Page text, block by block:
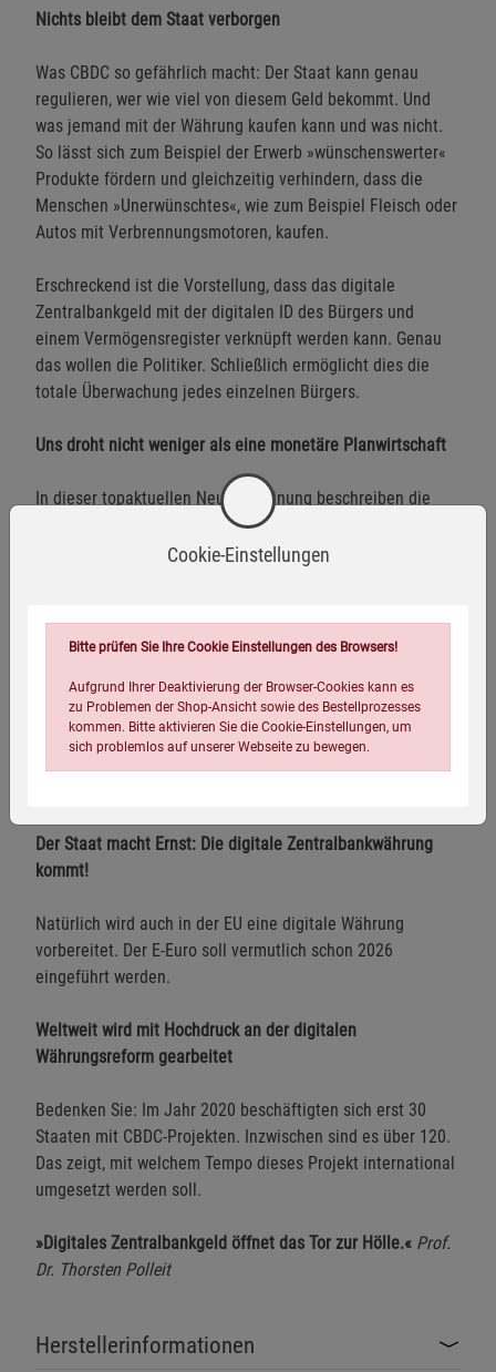
Nichts bleibt dem Staat verborgen
Was CBDC so gefährlich macht: Der Staat kann genau
regulieren, wer wie viel von diesem Geld bekommt. Und
was jemand mit der Währung kaufen kann und was nicht.
So lässt sich zum Beispiel der Erwerb »wünschenswerter«
Produkte fördern und gleichzeitig verhindern, dass die
Menschen »Unerwünschtes«, wie zum Beispiel Fleisch oder
Autos mit Verbrennungsmotoren, kaufen.
Erschreckend ist die Vorstellung, dass das digitale
Zentralbankgeld mit der digitalen ID des Bürgers und
einem Vermögensregister verknüpft werden kann. Genau
das wollen die Politiker. Schließlich ermöglicht dies die
totale Überwachung jedes einzelnen Bürgers.
Uns droht nicht weniger als eine monetäre Planwirtschaft
In dieser topaktuellen Neuerscheinung beschreiben die
Autorin Jessica Horn und der Finanzjournalist Michael
Brückner anschaulich und nachvollziehbar:
wie das staatliche Cybergeld uns überwachen soll
wie CBDCs konkret funktionieren
was das für unser Bargeld bedeutet
dass CBDCs ein Teil des »Great Reset« sind
warum mit CBDCs ein Albtraum Wirklichkeit wird.
Der Staat macht Ernst: Die digitale Zentralbankwährung
kommt!
Natürlich wird auch in der EU eine digitale Währung
vorbereitet. Der E-Euro soll vermutlich schon 2026
eingeführt werden.
Weltweit wird mit Hochdruck an der digitalen
Währungsreform gearbeitet
Bedenken Sie: Im Jahr 2020 beschäftigten sich erst 30
Staaten mit CBDC-Projekten. Inzwischen sind es über 120.
Das zeigt, mit welchem Tempo dieses Projekt international
umgesetzt werden soll.
»Digitales Zentralbankgeld öffnet das Tor zur Hölle.« Prof.
Dr. Thorsten Polleit
Herstellerinformationen
Cookie-Einstellungen
Bitte prüfen Sie Ihre Cookie Einstellungen des Browsers!
Aufgrund Ihrer Deaktivierung der Browser-Cookies kann es
zu Problemen der Shop-Ansicht sowie des Bestellprozesses
kommen. Bitte aktivieren Sie die Cookie-Einstellungen, um
sich problemlos auf unserer Webseite zu bewegen.
Einstellungen speichern für die GruppeEinstellungen speichern für die Gruppe
Beschreibung Notwendige Cookies
Cookie-Informationenanzeigen
Beschreibung Funktionale Cookies
Cookie-Informationen
Statistik Cookies (2) Statistik Cookies